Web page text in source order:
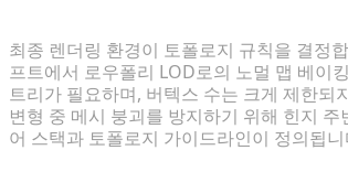
최종 렌더링 환경이 토폴로지 규칙을 결정
프트에서 로우폴리 LOD로의 노멀 맵 베이
트리가 필요하며, 버텍스 수는 크게 제한되
변형 중 메시 붕괴를 방지하기 위해 힌지
어 스택과 토폴로지 가이드라인이 정의됩니